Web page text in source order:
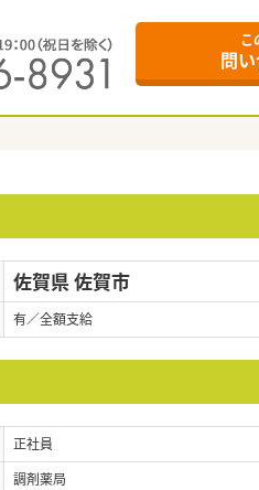
こ
問
佐賀県 佐賀市
有／全額支給
正社員
調剤薬局